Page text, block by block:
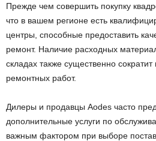
Прежде чем совершить покупку
что в вашем регионе есть
центры, способные предоставить
ремонт. Наличие расходных
складах также существенно
ремонтных работ.
Дилеры и продавцы Aodes часто
дополнительные услуги по
важным фактором при выборе